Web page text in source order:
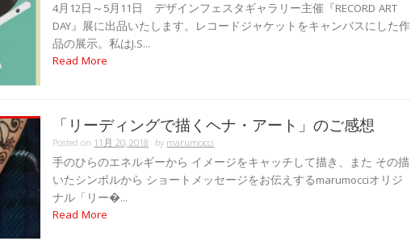
4月12日～5月11日 デザインフェスタギャラリー主催『RECORD ART
DAY』展に出品いたします。レコードジャケットをキャンバスにした作
品の展示。私はJ.S...
Read More
「リーディングで描くヘナ・アート」のご感想
Posted on11月 20, 2018 bymarumocci
手のひらのエネルギーから イメージをキャッチして描き、また その描
いたシンボルから ショートメッセージをお伝えするmarumocciオリジ
ナル「リー�...
Read More